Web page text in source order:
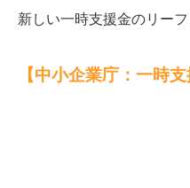
新しい一時支援金のリー
【中小企業庁：一時支